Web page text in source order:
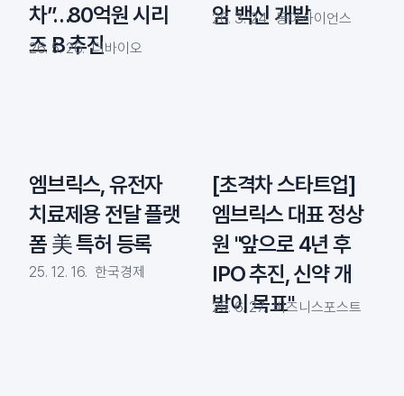
차”…80억원 시리
즈 B 추진
26. 5. 26. 더바이오
암 백신 개발
26. 3. 24. 동아사이언스
엠브릭스, 유전자
치료제용 전달 플랫
폼 美 특허 등록
25. 12. 16. 한국경제
[초격차 스타트업]
엠브릭스 대표 정상
원 "앞으로 4년 후
IPO 추진, 신약 개
발이 목표"
25. 6. 27. 비즈니스포스트